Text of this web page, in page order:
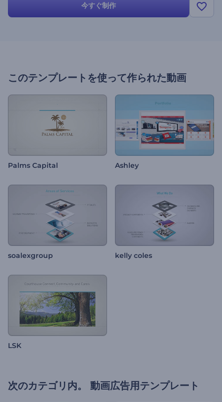
今すぐ制作
このテンプレートを使って作られた動画
Palms Capital Ashley
soalexgroup kelly coles
LSK
次のカテゴリ内。 動画広告用テンプレート